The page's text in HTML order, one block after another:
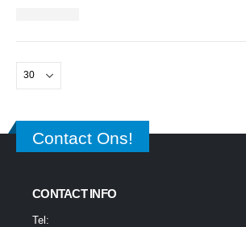
Contact Ons!
CONTACT INFO
Tel: